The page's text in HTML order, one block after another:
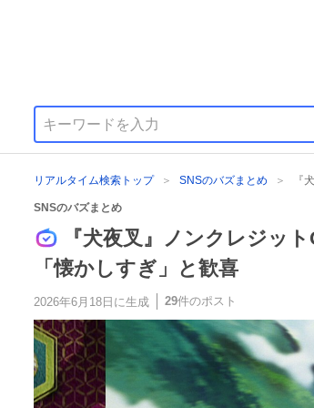
リアルタイム検索トップ SNSのバズまとめ
SNSのバズまとめ
『犬夜叉』ノンクレジッ
「懐かしすぎ」と歓喜
2026年6月18日 に生成 29件のポスト